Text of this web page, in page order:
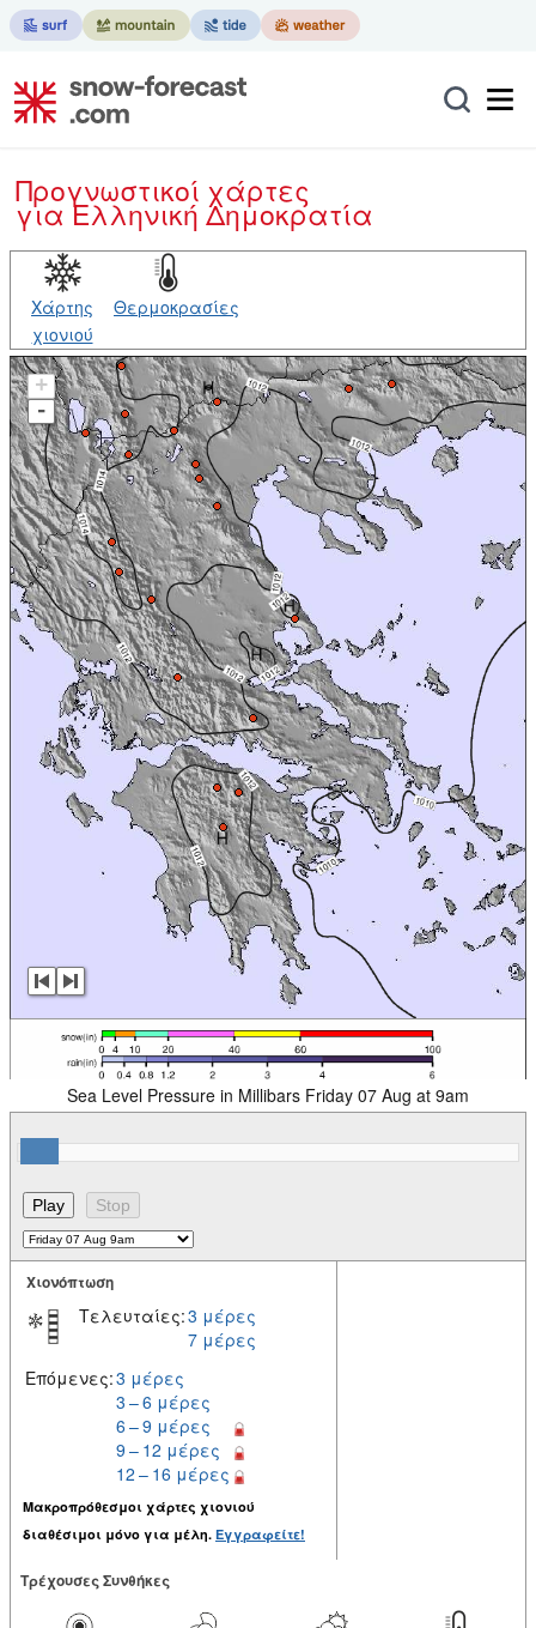
Προγνωστικοί χάρτες
για Ελληνική Δημοκρατία
Χάρτης
χιονιού
Θερμοκρασίες
+
-
Sea Level Pressure in Millibars Friday 07 Aug at 9am
Χιονόπτωση
Τελευταίες:3 μέρες
7 μέρες
Επόμενες:3 μέρες
3 – 6 μέρες
6 – 9 μέρες
9 – 12 μέρες
12 – 16 μέρες
Μακροπρόθεσμοι χάρτες χιονιού
διαθέσιμοι μόνο για μέλη. Εγγραφείτε!
Tρέχουσες Συνθήκες